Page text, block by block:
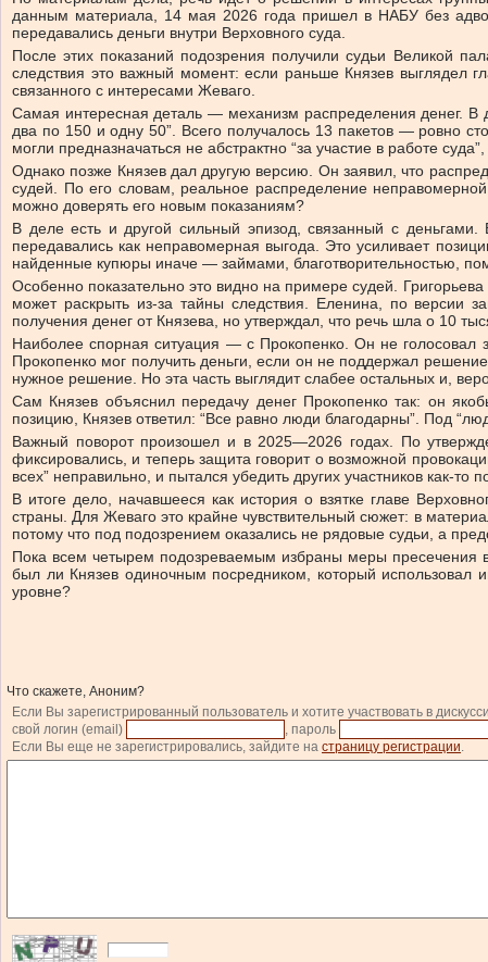
данным материала, 14 мая 2026 года пришел в НАБУ без
передавались деньги внутри Верховного суда.
После этих показаний подозрения получили судьи Великой
следствия это важный момент: если раньше Князев выглядел
связанного с интересами Жеваго.
Самая интересная деталь — механизм распределения денег. В
два по 150 и одну 50”. Всего получалось 13 пакетов — ровно
могли предназначаться не абстрактно “за участие в работе
Однако позже Князев дал другую версию. Он заявил, что
судей. По его словам, реальное распределение
можно доверять его новым показаниям?
В деле есть и другой сильный эпизод, связанный с
передавались как неправомерная выгода. Это усиливает
найденные купюры иначе — займами, благотворительностью,
Особенно показательно это видно на примере судей.
может раскрыть из-за тайны следствия. Еленина, по версии
получения денег от Князева, но утверждал, что речь шла о 10
Наиболее спорная ситуация — с Прокопенко. Он не
Прокопенко мог получить деньги, если он не поддержал
нужное решение. Но эта часть выглядит слабее остальных и,
Сам Князев объяснил передачу денег Прокопенко так: он
позицию, Князев ответил: “Все равно люди благодарны”. Под
Важный поворот произошел и в 2025—2026 годах. По
фиксировались, и теперь защита говорит о возможной
всех” неправильно, и пытался убедить других участников как-то
В итоге дело, начавшееся как история о взятке главе
страны. Для Жеваго это крайне чувствительный сюжет: в
потому что под подозрением оказались не рядовые судьи, а
Пока всем четырем подозреваемым избраны меры пресечения
был ли Князев одиночным посредником, который использовал
уровне?
Что скажете, Аноним?
Если Вы зарегистрированный пользователь и хотите участвовать в
свой логин (email)
, пароль
Если Вы еще не зарегистрировались, зайдите на страницу регистрации.